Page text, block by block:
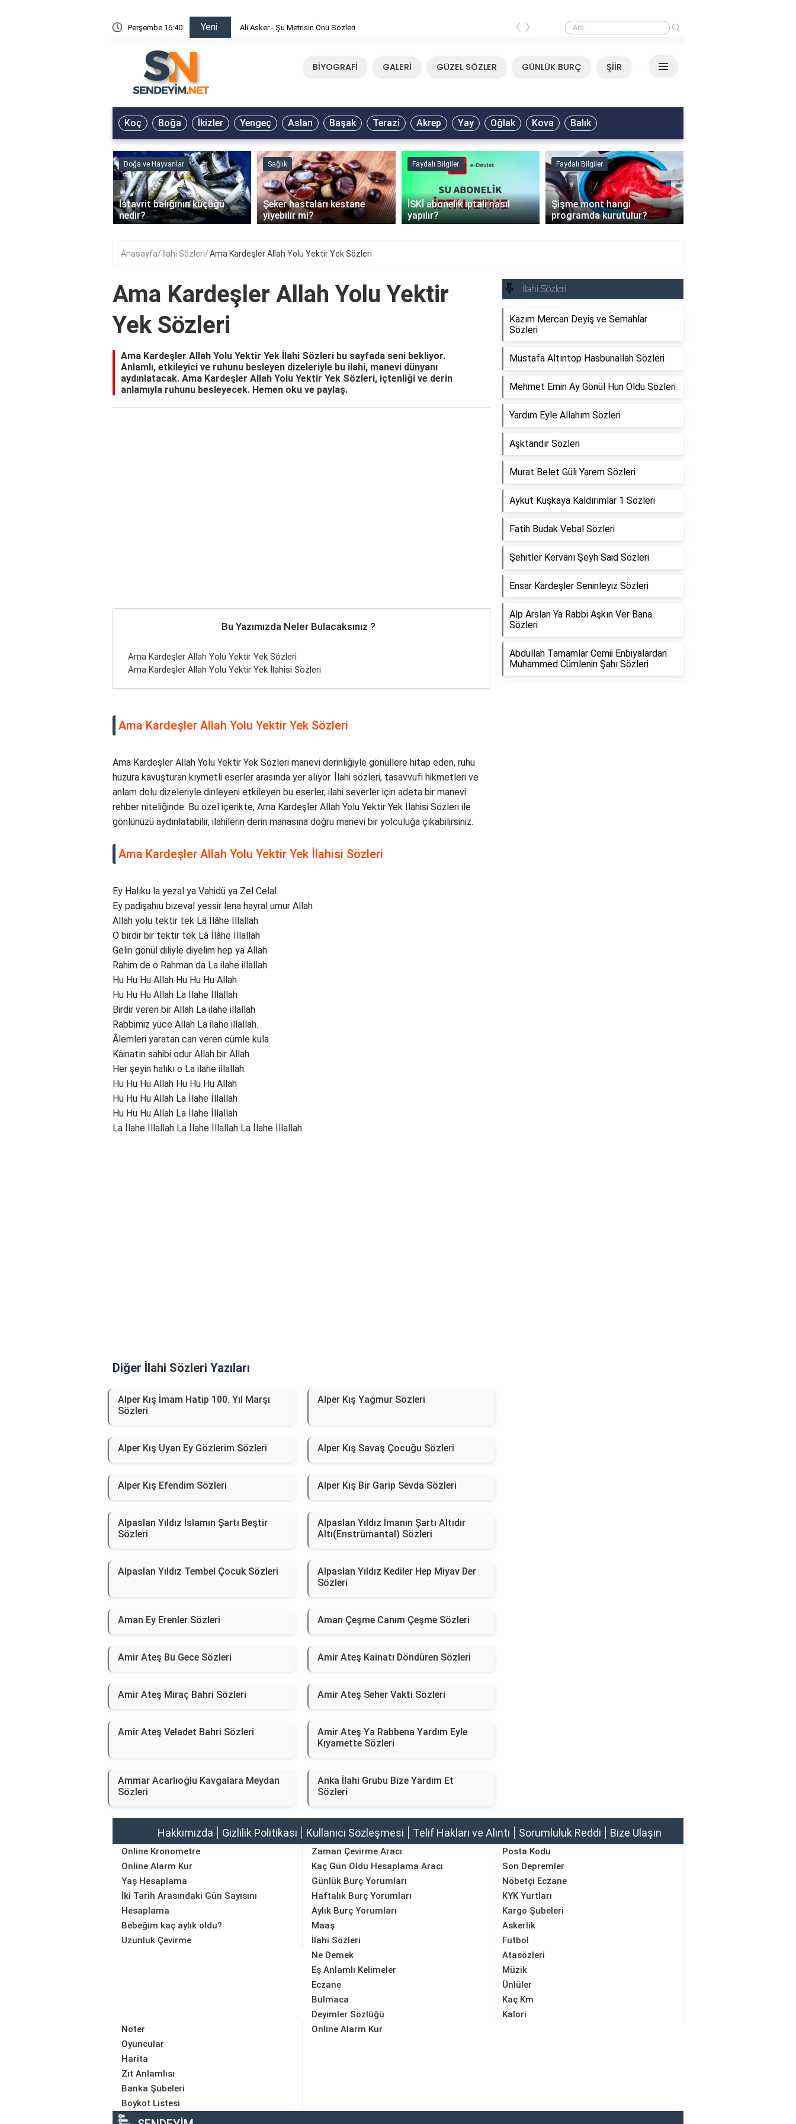
Perşembe 16:41 Yeni Ali Asker - Şu Metrisin Önü Sözleri Mirkelam - Tavla Sözleri
‹ ›
BİYOGRAFİ GALERİ GÜZEL SÖZLER GÜNLÜK BURÇ ŞİİR
Koç Boğa İkizler Yengeç Aslan Başak Terazi Akrep Yay Oğlak Kova Balık
Doğa ve Hayvanlar
İstavrit balığının küçüğü
nedir?
Sağlık
Şeker hastaları kestane
yiyebilir mi?
Faydalı Bilgiler
İSKİ abonelik iptali nasıl
yapılır?
Faydalı Bilgiler
Şişme mont hangi
programda kurutulur?
‹ ›
Anasayfa İlahi Sözleri Ama Kardeşler Allah Yolu Yektir Yek Sözleri
Ama Kardeşler Allah Yolu Yektir
Yek Sözleri
Ama Kardeşler Allah Yolu Yektir Yek İlahi Sözleri bu sayfada seni bekliyor.
Anlamlı, etkileyici ve ruhunu besleyen dizeleriyle bu ilahi, manevi dünyanı
aydınlatacak. Ama Kardeşler Allah Yolu Yektir Yek Sözleri, içtenliği ve derin
anlamıyla ruhunu besleyecek. Hemen oku ve paylaş.
Bu Yazımızda Neler Bulacaksınız ?
Ama Kardeşler Allah Yolu Yektir Yek Sözleri
Ama Kardeşler Allah Yolu Yektir Yek İlahisi Sözleri
Ama Kardeşler Allah Yolu Yektir Yek Sözleri
Ama Kardeşler Allah Yolu Yektir Yek Sözleri manevi derinliğiyle gönüllere hitap eden, ruhu
huzura kavuşturan kıymetli eserler arasında yer alıyor. İlahi sözleri, tasavvufi hikmetleri ve
anlam dolu dizeleriyle dinleyeni etkileyen bu eserler, ilahi severler için adeta bir manevi
rehber niteliğinde. Bu özel içerikte, Ama Kardeşler Allah Yolu Yektir Yek İlahisi Sözleri ile
gönlünüzü aydınlatabilir, ilahilerin derin manasına doğru manevi bir yolculuğa çıkabilirsiniz.
Ama Kardeşler Allah Yolu Yektir Yek İlahisi Sözleri
Ey Halıku la yezal ya Vahidü ya Zel Celal
Ey padişahıu bizeval yessir lena hayral umur Allah
Allah yolu tektir tek Lâ İlâhe İllallah
O birdir bir tektir tek Lâ İlâhe İllallah
Gelin gönül diliyle diyelim hep ya Allah
Rahim de o Rahman da La ilahe illallah
Hu Hu Hu Allah Hu Hu Hu Allah
Hu Hu Hu Allah La İlahe İllallah
Birdir veren bir Allah La ilahe illallah
Rabbimiz yüce Allah La ilahe illallah.
Âlemleri yaratan can veren cümle kula
Kâinatın sahibi odur Allah bir Allah
Her şeyin halıkı o La ilahe illallah.
Hu Hu Hu Allah Hu Hu Hu Allah
Hu Hu Hu Allah La İlahe İllallah
Hu Hu Hu Allah La İlahe İllallah
La İlahe İllallah La İlahe İllallah La İlahe İllallah
Diğer İlahi Sözleri Yazıları
Alper Kış İmam Hatip 100. Yıl Marşı
Sözleri
Alper Kış Yağmur Sözleri
Alper Kış Uyan Ey Gözlerim Sözleri Alper Kış Savaş Çocuğu Sözleri
Alper Kış Efendim Sözleri Alper Kış Bir Garip Sevda Sözleri
Alpaslan Yıldız İslamın Şartı Beştir
Sözleri
Alpaslan Yıldız İmanın Şartı Altıdır
Altı(Enstrümantal) Sözleri
Alpaslan Yıldız Tembel Çocuk Sözleri
Alpaslan Yıldız Kediler Hep Miyav Der
Sözleri
Aman Ey Erenler Sözleri Aman Çeşme Canım Çeşme Sözleri
Amir Ateş Bu Gece Sözleri Amir Ateş Kainatı Döndüren Sözleri
Amir Ateş Miraç Bahri Sözleri Amir Ateş Seher Vakti Sözleri
Amir Ateş Veladet Bahri Sözleri
Amir Ateş Ya Rabbena Yardım Eyle
Kıyamette Sözleri
Ammar Acarlıoğlu Kavgalara Meydan
Sözleri
Anka İlahi Grubu Bize Yardım Et
Sözleri
İlahi Sözleri
Kazım Mercan Deyiş ve Semahlar
Sözleri
Mustafa Altıntop Hasbunallah Sözleri
Mehmet Emin Ay Gönül Hun Oldu Sözleri
Yardım Eyle Allahım Sözleri
Aşktandır Sözleri
Murat Belet Güli Yarem Sözleri
Aykut Kuşkaya Kaldırımlar 1 Sözleri
Fatih Budak Vebal Sözleri
Şehitler Kervanı Şeyh Said Sözleri
Ensar Kardeşler Seninleyiz Sözleri
Alp Arslan Ya Rabbi Aşkın Ver Bana
Sözleri
Abdullah Tamamlar Cemii Enbiyalardan
Muhammed Cümlenin Şahı Sözleri
Hakkımızda Gizlilik Politikası Kullanıcı Sözleşmesi Telif Hakları ve Alıntı Sorumluluk Reddi Bize Ulaşın
Online Kronometre
Online Alarm Kur
Yaş Hesaplama
İki Tarih Arasındaki Gün Sayısını
Hesaplama
Bebeğim kaç aylık oldu?
Uzunluk Çevirme
Zaman Çevirme Aracı
Kaç Gün Oldu Hesaplama Aracı
Günlük Burç Yorumları
Haftalık Burç Yorumları
Aylık Burç Yorumları
Maaş
Posta Kodu
Son Depremler
Nöbetçi Eczane
KYK Yurtları
Kargo Şubeleri
Askerlik
İlahi Sözleri
Ne Demek
Eş Anlamlı Kelimeler
Eczane
Bulmaca
Deyimler Sözlüğü
Futbol
Atasözleri
Müzik
Ünlüler
Kaç Km
Kalori
Noter
Oyuncular
Harita
Zıt Anlamlısı
Banka Şubeleri
Boykot Listesi
Online Alarm Kur